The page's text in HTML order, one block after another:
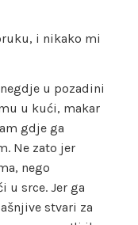
i nikako mi
u pozadini
u kući, makar
gdje ga
Ne zato jer
nego
u srce. Jer ga
stvari za